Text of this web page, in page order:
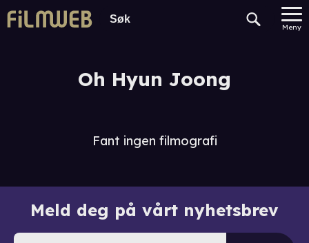
Meny
Oh Hyun Joong
Fant ingen filmografi
Meld deg på vårt nyhetsbrev